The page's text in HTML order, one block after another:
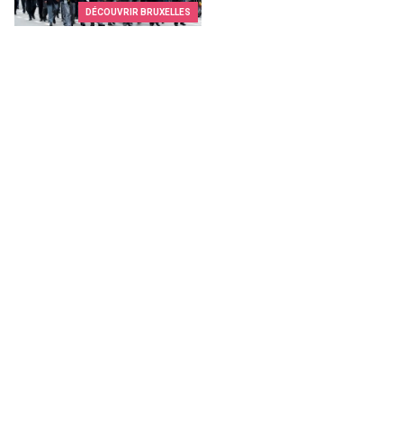
DÉCOUVRIR BRUXELLES